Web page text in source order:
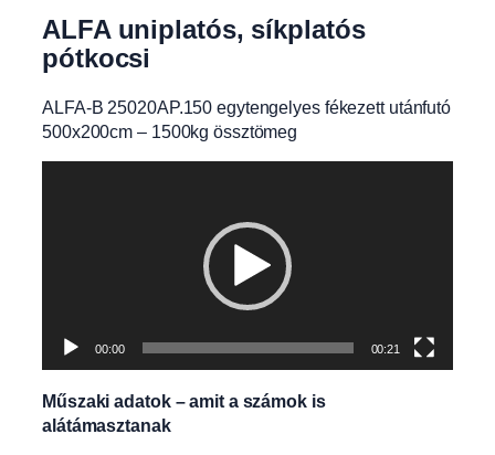
ALFA uniplatós, síkplatós
pótkocsi
ALFA-B 25020AP.150 egytengelyes fékezett utánfutó
500x200cm – 1500kg össztömeg
00:00 00:21
Műszaki adatok – amit a számok is
alátámasztanak